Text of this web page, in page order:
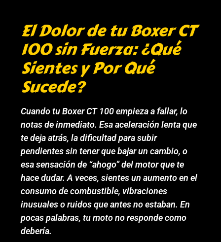
El Dolor de tu Boxer CT
100 sin Fuerza: ¿Qué
Sientes y Por Qué
Sucede?
Cuando tu Boxer CT 100 empieza a fallar, lo
notas de inmediato. Esa aceleración lenta que
te deja atrás, la dificultad para subir
pendientes sin tener que bajar un cambio, o
esa sensación de “ahogo” del motor que te
hace dudar. A veces, sientes un aumento en el
consumo de combustible, vibraciones
inusuales o ruidos que antes no estaban. En
pocas palabras, tu moto no responde como
debería.